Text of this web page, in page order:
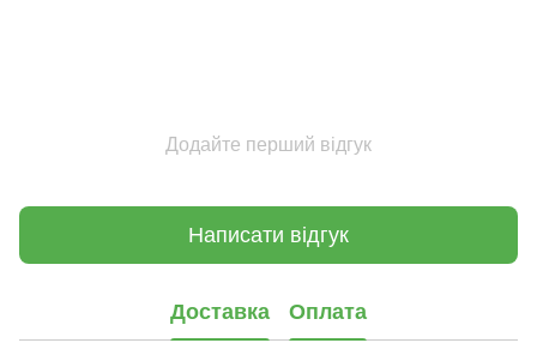
Додайте перший відгук
Написати відгук
Доставка Оплата